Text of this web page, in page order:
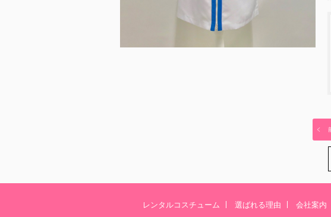
レンタルコスチューム 選ばれる理由 会社案内